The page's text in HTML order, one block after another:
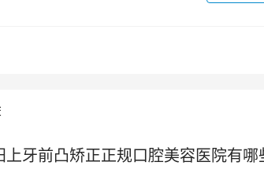
牙前凸矫正正规口腔美容医院有